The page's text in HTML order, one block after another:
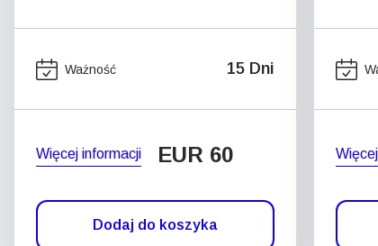
Ważność 15 Dni
Więcej informacji EUR 60
Dodaj do koszyka